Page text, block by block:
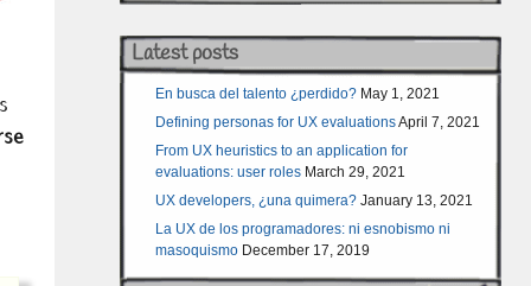
Latest posts
En busca del talento ¿perdido? May 1, 2021
Defining personas for UX evaluationsApril 7, 2021
From UX heuristics to an application for
evaluations: user roles March 29, 2021
UX developers, ¿una quimera? January 13, 2021
La UX de los programadores: ni esnobismo ni
masoquismo December 17, 2019